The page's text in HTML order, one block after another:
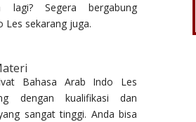
lagi? Segera bergabung
Les sekarang juga.
Bahasa Arab Indo Les
dengan kualifikasi dan
sangat tinggi. Anda bisa